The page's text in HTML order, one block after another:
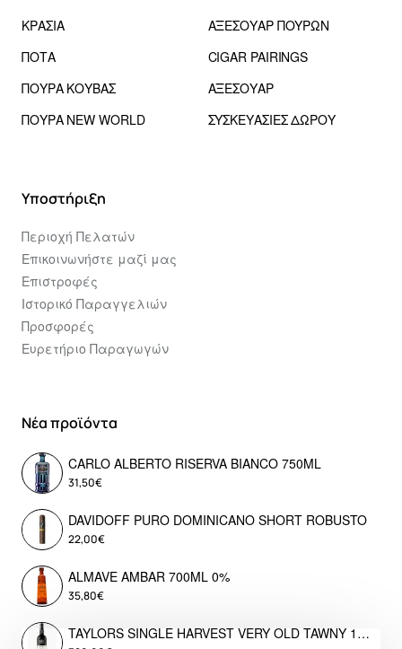
ΚΡΑΣΙΑ
ΠΟΤΑ
ΠΟΥΡΑ ΚΟΥΒΑΣ
ΠΟΥΡΑ NEW WORLD
ΑΞΕΣΟΥΑΡ ΠΟΥΡΩΝ
CIGAR PAIRINGS
ΑΞΕΣΟΥΑΡ
ΣΥΣΚΕΥΑΣΙΕΣ ΔΩΡΟΥ
Υποστήριξη
Περιοχή Πελατών
Επικοινωνήστε μαζί μας
Επιστροφές
Ιστορικό Παραγγελιών
Προσφορές
Ευρετήριο Παραγωγών
Νέα προϊόντα
CARLO ALBERTO RISERVA BIANCO 750ML
31,50€
DAVIDOFF PURO DOMINICANO SHORT ROBUSTO
22,00€
ALMAVE AMBAR 700ML 0%
35,80€
TAYLORS SINGLE HARVEST VERY OLD TAWNY 1976 LIMITED EDITION